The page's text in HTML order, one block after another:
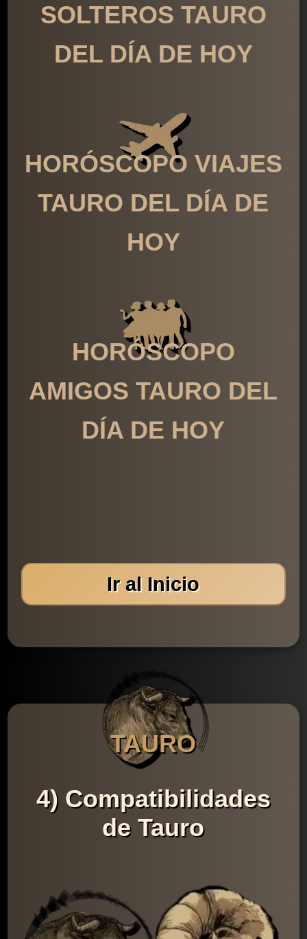
SOLTEROS TAURO
DEL DÍA DE HOY
HORÓSCOPO VIAJES
TAURO DEL DÍA DE
HOY
HORÓSCOPO
AMIGOS TAURO DEL
DÍA DE HOY
Ir al Inicio
TAURO
4) Compatibilidades
de Tauro